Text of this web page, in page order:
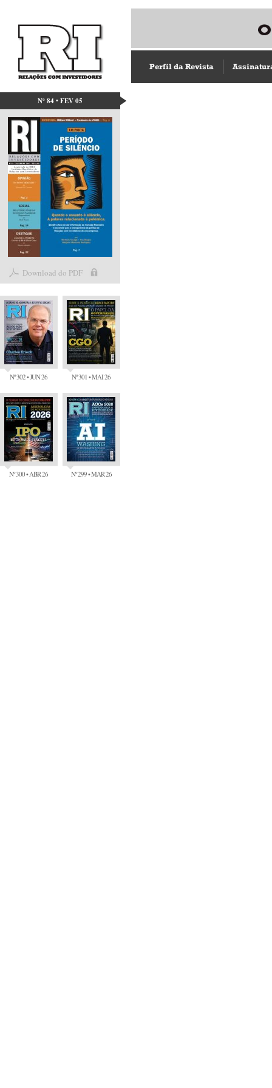
Nº 84 • FEV 05
Download do PDF
Nº 302 • JUN 26 Nº 301 • MAI 26
Nº 300 • ABR 26 Nº 299 • MAR 26
Perfil da Revista